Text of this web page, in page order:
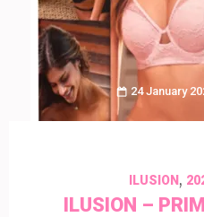
24 January
ILUSION,
ILUSION –